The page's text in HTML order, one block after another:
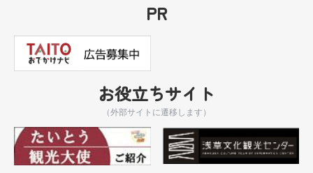
PR
お役立ちサイト
（外部サイトに遷移します）